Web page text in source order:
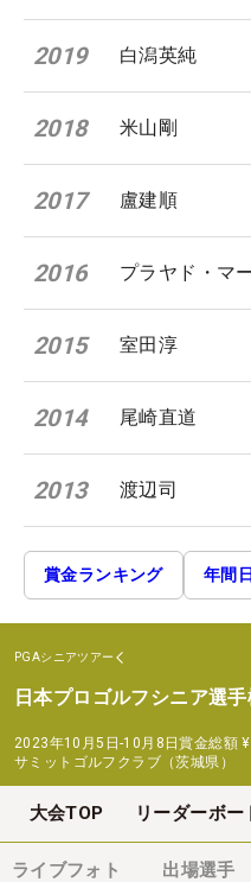
2019 白潟英純
2018 米山剛
2017 盧建順
2016 プラヤド・マ
2015 室田淳
2014 尾崎直道
2013 渡辺司
賞金ランキング 年間
PGAシニアツアー
日本プロゴルフシニア選
2023年10月5日-10月8日賞金総額
サミットゴルフクラブ（茨城県）
大会TOP リーダーボー
ライブフォト 出場選手